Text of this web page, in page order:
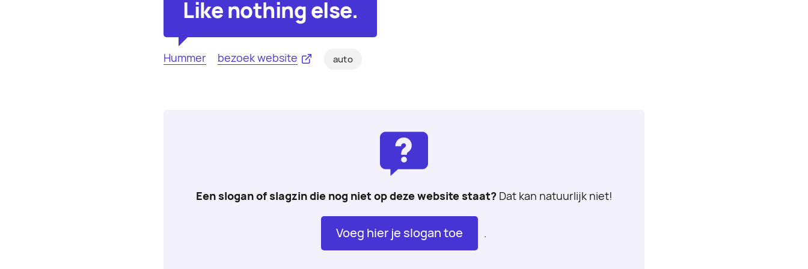
Like nothing else.
Hummer bezoek website auto
Een slogan of slagzin die nog niet op deze website staat?Dat kan natuurlijk niet!
Voeg hier je slogan toe .